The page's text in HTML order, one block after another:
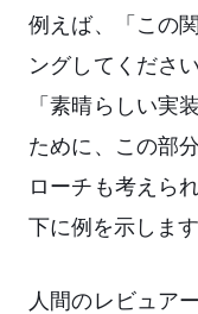
例えば、「この
ングしてくださ
「素晴らしい実
ために、この部
ローチも考えら
下に例を示しま
人間のレビュア